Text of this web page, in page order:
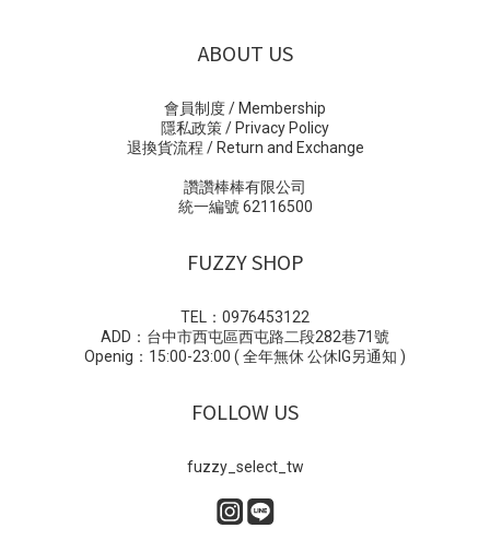
ABOUT US
會員制度 / Membership
隱私政策 / Privacy Policy
退換貨流程 / Return and Exchange
讚讚棒棒有限公司
統一編號 62116500
FUZZY SHOP
TEL：0976453122
ADD：台中市西屯區西屯路二段282巷71號
Openig：15:00-23:00 ( 全年無休 公休IG另通知 )
FOLLOW US
fuzzy_select_tw